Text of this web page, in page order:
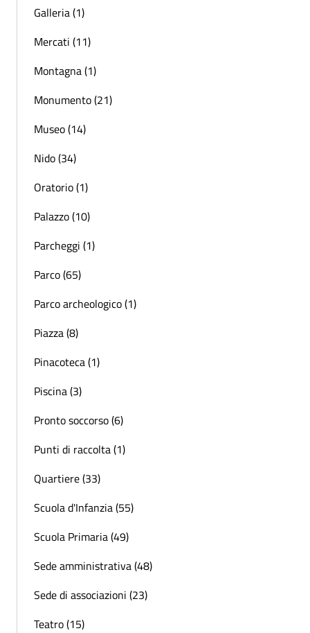
Galleria (1)
Mercati (11)
Montagna (1)
Monumento (21)
Museo (14)
Nido (34)
Oratorio (1)
Palazzo (10)
Parcheggi (1)
Parco (65)
Parco archeologico (1)
Piazza (8)
Pinacoteca (1)
Piscina (3)
Pronto soccorso (6)
Punti di raccolta (1)
Quartiere (33)
Scuola d'Infanzia (55)
Scuola Primaria (49)
Sede amministrativa (48)
Sede di associazioni (23)
Teatro (15)